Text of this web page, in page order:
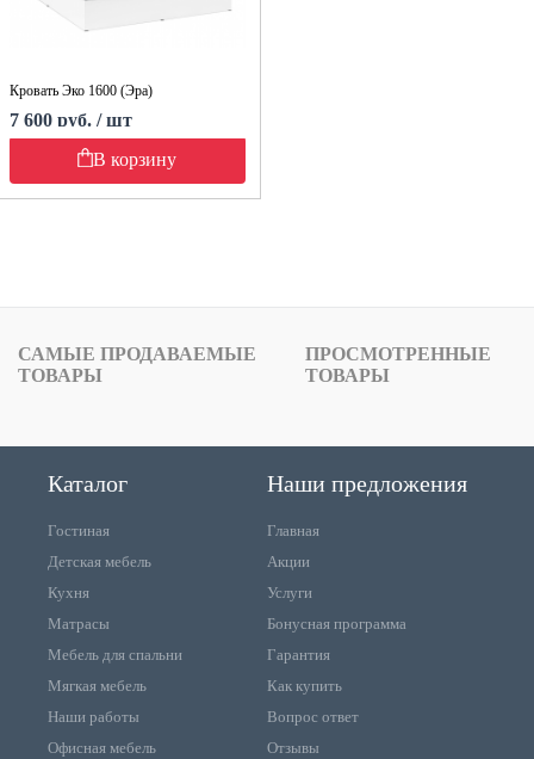
Кровать Эко 1600 (Эра)
7 600 руб. / шт
В корзину
САМЫЕ ПРОДАВАЕМЫЕ
ТОВАРЫ
ПРОСМОТРЕННЫЕ
ТОВАРЫ
Каталог
Гостиная
Детская мебель
Кухня
Матрасы
Мебель для спальни
Мягкая мебель
Наши работы
Офисная мебель
Наши предложения
Главная
Акции
Услуги
Бонусная программа
Гарантия
Как купить
Вопрос ответ
Отзывы